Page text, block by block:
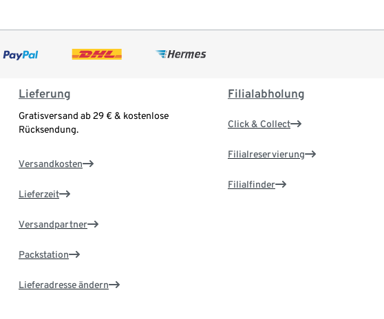
Lieferung
Gratisversand ab 29 € & kostenlose
Rücksendung.
Versandkosten
Lieferzeit
Versandpartner
Packstation
Lieferadresse ändern
Filialabholung
Click & Collect
Filialreservierung
Filialfinder